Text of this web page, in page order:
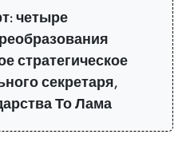
четыре
стратегическое
секретаря,
То Лама